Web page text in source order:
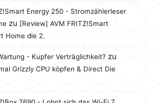
Energy 250 - Stromzählerleser
zu [Review] AVM FRITZ!Smart
Home die 2.
- Kupfer Verträglichkeit? zu
Grizzly CPU köpfen & Direct Die